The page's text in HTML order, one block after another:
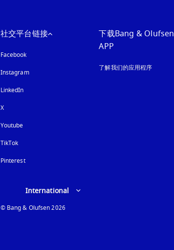
社交平台链接
Facebook
Instagram在新选项卡中打开
LinkedIn
X
Youtube
TikTok
Pinterest
下载Bang & Olufsen
APP
了解我们的应用程序
Select country and language
International
© Bang & Olufsen 2026